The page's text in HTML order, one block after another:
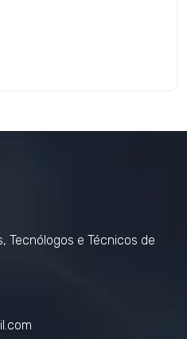
Tecnólogos e Técnicos de